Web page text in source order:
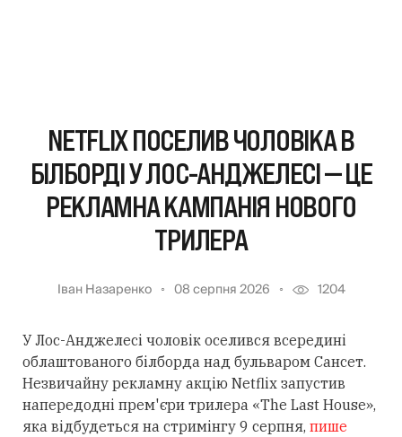
NETFLIX ПОСЕЛИВ ЧОЛОВІКА В
БІЛБОРДІ У ЛОС-АНДЖЕЛЕСІ — ЦЕ
РЕКЛАМНА КАМПАНІЯ НОВОГО
ТРИЛЕРА
Іван Назаренко 08 серпня 2026 1204
У Лос-Анджелесі чоловік оселився всередині
облаштованого білборда над бульваром Сансет.
Незвичайну рекламну акцію Netflix запустив
напередодні прем'єри трилера «The Last House»,
яка відбудеться на стримінгу 9 серпня, пише